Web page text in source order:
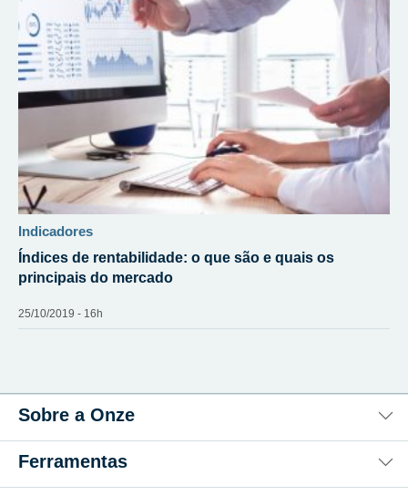
indicadores
Índices de rentabilidade: o que são e quais os
principais do mercado
25/10/2019 - 16h
Sobre a Onze
Ferramentas